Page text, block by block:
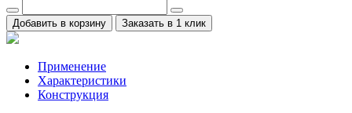
Добавить в корзину Заказать в 1 клик
Применение
Характеристики
Конструкция